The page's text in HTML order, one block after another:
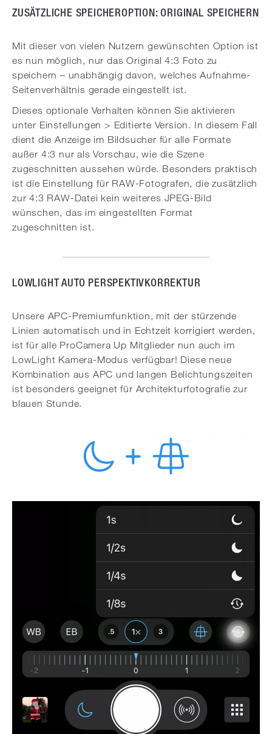
ZUSÄTZLICHE SPEICHEROPTION: ORIGINAL SPEICHERN
Mit dieser von vielen Nutzern gewünschten Option ist
es nun möglich, nur das Original 4:3 Foto zu
speichern – unabhängig davon, welches Aufnahme-
Seitenverhältnis gerade eingestellt ist.
Dieses optionale Verhalten können Sie aktivieren
unter Einstellungen > Editierte Version. In diesem Fall
dient die Anzeige im Bildsucher für alle Formate
außer 4:3 nur als Vorschau, wie die Szene
zugeschnitten aussehen würde. Besonders praktisch
ist die Einstellung für RAW-Fotografen, die zusätzlich
zur 4:3 RAW-Datei kein weiteres JPEG-Bild
wünschen, das im eingestellten Format
zugeschnitten ist.
LOWLIGHT AUTO PERSPEKTIVKORREKTUR
Unsere APC-Premiumfunktion, mit der stürzende
Linien automatisch und in Echtzeit korrigiert werden,
ist für alle ProCamera Up Mitglieder nun auch im
LowLight Kamera-Modus verfügbar! Diese neue
Kombination aus APC und langen Belichtungszeiten
ist besonders geeignet für Architekturfotografie zur
blauen Stunde.